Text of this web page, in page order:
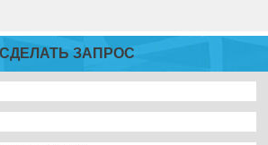
СДЕЛАТЬ ЗАПРОС